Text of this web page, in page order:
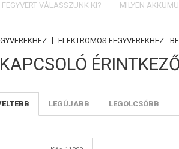
FEGYVERT VÁLASSZUNK KI? MILYEN
| ELEKTROMOS FEGYVEREKHEZ -
LEGÚJABB LEGOLCSÓBB